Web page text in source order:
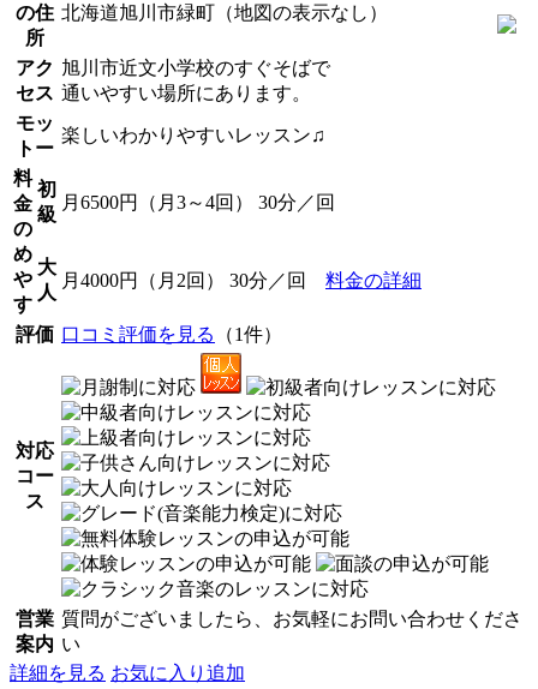
の住
所
北海道旭川市緑町（地図の表示なし）
アク
セス
旭川市近文小学校のすぐそばで
通いやすい場所にあります。
モッ
トー
楽しいわかりやすいレッスン♫
料
金
の
め
や
す
初
級
月6500円（月3～4回） 30分／回
大
人
月4000円（月2回） 30分／回 料金の詳細
評価 口コミ評価を見る （1件）
対応
コー
ス
営業
案内
質問がございましたら、お気軽にお問い合わせくださ
い
詳細を見る お気に入り追加